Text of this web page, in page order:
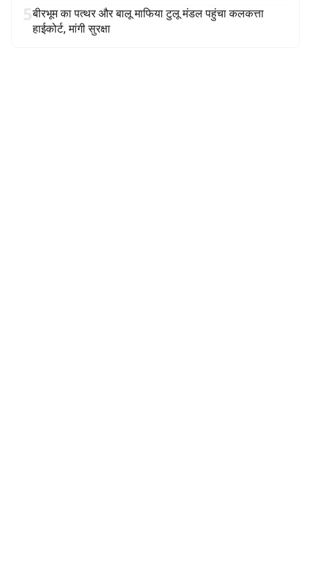
5बीरभूम का पत्थर और बालू माफिया टुलू मंडल पहुंचा कलकत्ता
हाईकोर्ट, मांगी सुरक्षा